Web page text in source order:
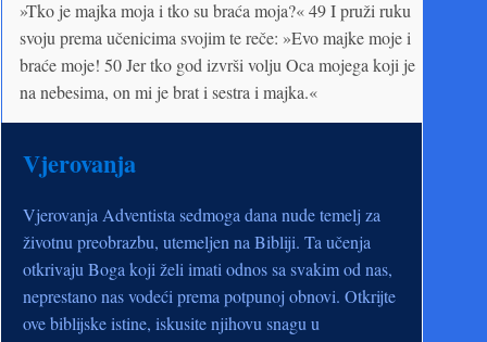
»Tko je majka moja i tko su braća moja?« 49 I pruži ruku
svoju prema učenicima svojim te reče: »Evo majke moje i
braće moje! 50 Jer tko god izvrši volju Oca mojega koji je
na nebesima, on mi je brat i sestra i majka.«
Vjerovanja
Vjerovanja Adventista sedmoga dana nude temelj za
životnu preobrazbu, utemeljen na Bibliji. Ta učenja
otkrivaju Boga koji želi imati odnos sa svakim od nas,
neprestano nas vodeći prema potpunoj obnovi. Otkrijte
ove biblijske istine, iskusite njihovu snagu u